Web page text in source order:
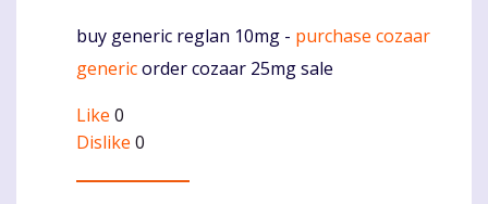
Komentaras
buy generic reglan 10mg - purchase cozaar
genericorder cozaar 25mg sale
Like 0
Dislike 0